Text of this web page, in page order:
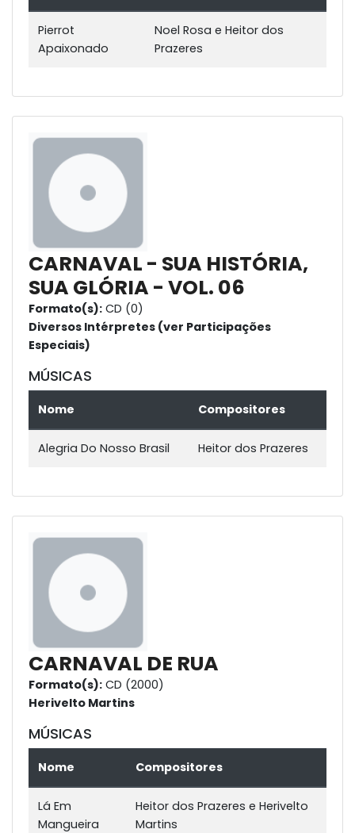
Pierrot
Apaixonado
Noel Rosa e Heitor dos
Prazeres
CARNAVAL - SUA HISTÓRIA,
SUA GLÓRIA - VOL. 06
Formato(s): CD (0)
Diversos Intérpretes (ver Participações
Especiais)
MÚSICAS
Nome Compositores
Alegria Do Nosso Brasil Heitor dos Prazeres
CARNAVAL DE RUA
Formato(s): CD (2000)
Herivelto Martins
MÚSICAS
Nome Compositores
Lá Em
Mangueira
Heitor dos Prazeres e Herivelto
Martins